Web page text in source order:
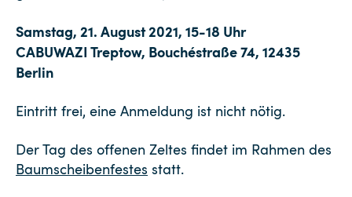
Samstag, 21. August 2021, 15-18 Uhr
CABUWAZI Treptow, Bouchéstraße 74, 12435
Berlin
Eintritt frei, eine Anmeldung ist nicht nötig.
Der Tag des offenen Zeltes findet im Rahmen des
Baumscheibenfestes statt.